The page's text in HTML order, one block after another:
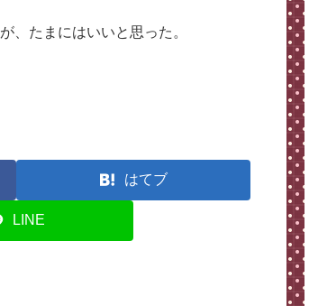
、たまにはいいと思った。
はてブ
LINE